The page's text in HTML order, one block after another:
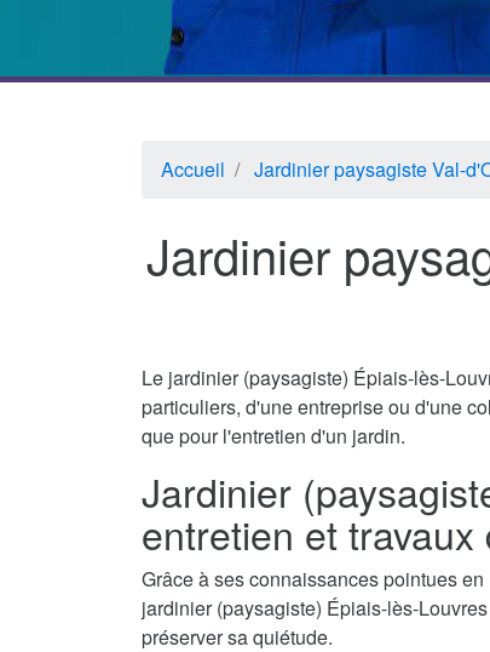
Accueil Jardinier paysagiste Val-
Jardinier
Le jardinier (paysagiste) Épiais-lès-
particuliers, d'une entreprise ou d'une
que pour l'entretien d'un jardin.
Jardinier
entretien et
Grâce à ses connaissances pointues
jardinier (paysagiste) Épiais-lès-
préserver sa quiétude.